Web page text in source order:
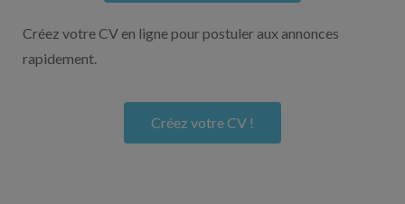
Créez votre CV en ligne pour postuler aux annonces
rapidement.
Créez votre CV !